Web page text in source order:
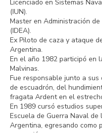
Licenciado en Sistemas
(IUN).
Master en Administración de
(IDEA).
Ex Piloto de caza y ataque
Argentina.
En el año 1982 participó en
Malvinas.
Fue responsable junto a sus
de escuadrón, del
fragata Ardent en el
En 1989 cursó estudios
Escuela de Guerra Naval de
Argentina, egresando como